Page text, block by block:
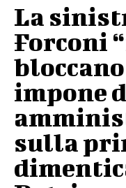
La
Forconi
impone
sulla